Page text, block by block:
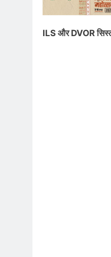
ILS और DVOR